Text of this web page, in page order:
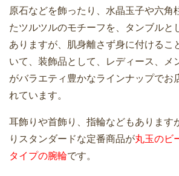
原石などを飾ったり、水晶玉子や六角
たツルツルのモチーフを、タンブルと
ありますが、肌身離さず身に付けるこ
いて、装飾品として、レディース、メ
がバラエティ豊かなラインナップでお
れています。
耳飾りや首飾り、指輪などもあります
りスタンダードな定番商品が丸玉のビ
タイプの腕輪です。